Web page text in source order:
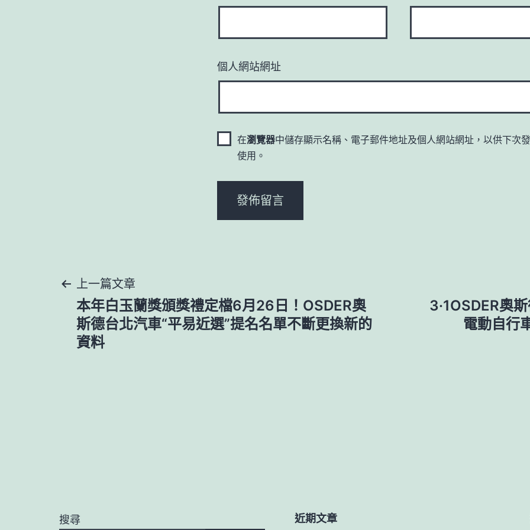
個人網站網址
在瀏覽器中儲存顯示名稱、電子郵件地址及個人網站網址，以供下次
使用。
文
章
上一篇文章
本年白玉蘭獎頒獎禮定檔6月26日！OSDER奧
斯德台北汽車“平易近選”提名名單不斷更換新的
資料
3·1OSDER奧
電動自行
搜尋 近期文章